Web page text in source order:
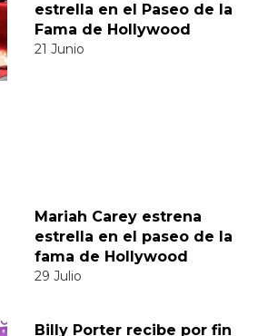
estrella en el Paseo de la
Fama de Hollywood
21 Junio
Mariah Carey estrena
estrella en el paseo de la
fama de Hollywood
29 Julio
Billy Porter recibe por fin